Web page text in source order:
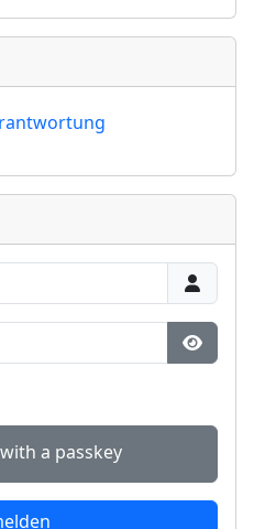
Show
a passkey